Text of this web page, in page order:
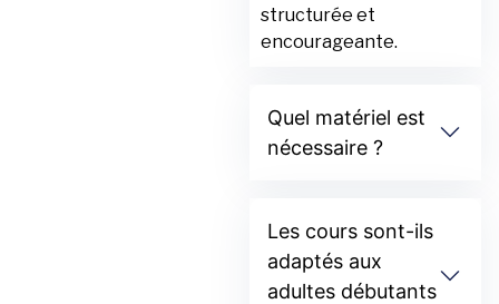
structurée et
encourageante.
Quel matériel est
nécessaire ?
Les cours sont-ils
adaptés aux
adultes débutants